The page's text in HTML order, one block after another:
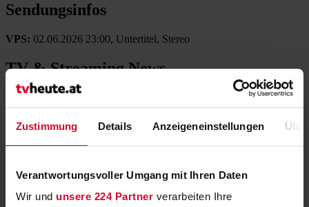
Zustimmung Details Anzeigeneinstellungen
Verantwortungsvoller Umgang mit Ihren Daten
Wir und unsere 224 Partner verarbeiten Ihre
Sendungsinfos
VPS: 02.06.2026 23:00, Untertitel, Stereo
TV & Streaming News
gestern
2. Bundesliga startet mit Bochum gegen Hertha
'Heimatleuchten' Sommerfrische im